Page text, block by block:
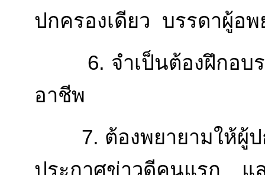
ปกครองเดียว บรรดาผู้อ
6. จำเป็นต้องฝึกอบร
อาชีพ
7. ต้องพยายามให้ผู้ปก
ประกาศข่าวดีคนแรก แ